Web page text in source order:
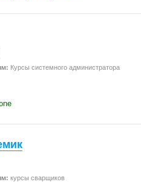
Курсы системного администратора
курсы сварщиков